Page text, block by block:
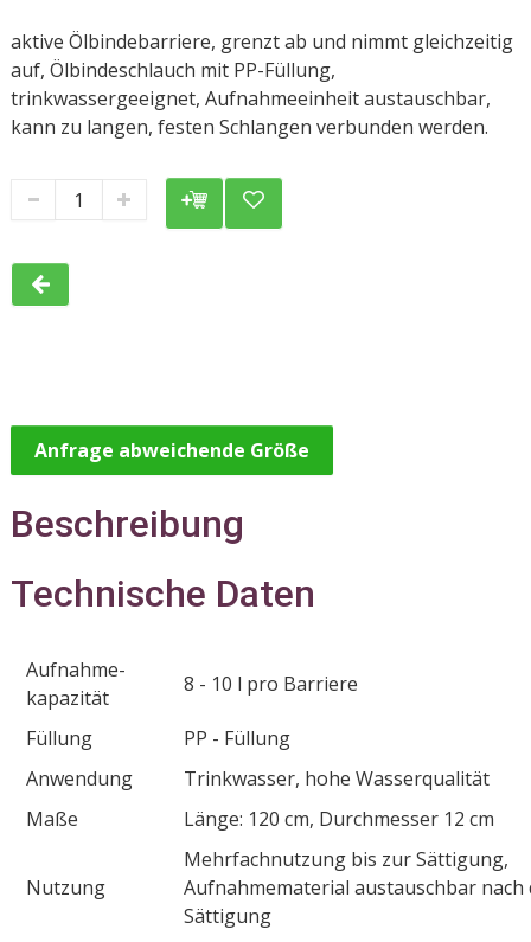
aktive Ölbindebarriere, grenzt ab und nimmt gleichzeitig
auf, Ölbindeschlauch mit PP-Füllung,
trinkwassergeeignet, Aufnahmeeinheit austauschbar,
kann zu langen, festen Schlangen verbunden werden.
Anfrage abweichende Größe
Beschreibung
Technische Daten
Aufnahme­
kapazität
8 - 10 l pro Barriere
Füllung
PP - Füllung
Anwendung
Trinkwasser, hohe Wasserqualität
Maße
Länge: 120 cm, Durchmesser 12 cm
Nutzung
Mehrfachnutzung bis zur Sättigung,
Aufnahmematerial austauschbar nach
Sättigung